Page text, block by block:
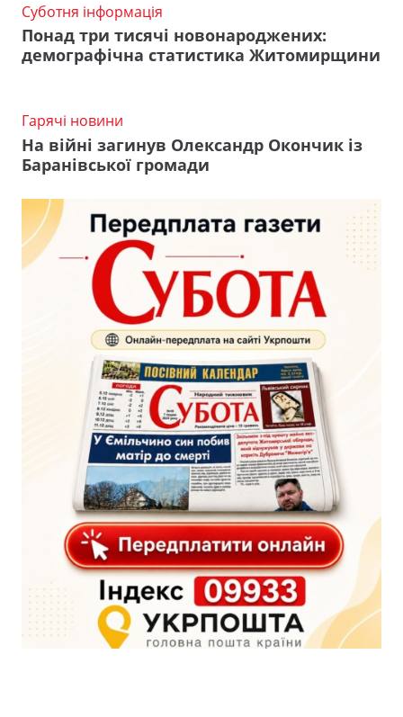
Суботня інформація
Понад три тисячі новонароджених:
демографічна статистика Житомирщини
Гарячі новини
На війні загинув Олександр Окончик із
Баранівської громади